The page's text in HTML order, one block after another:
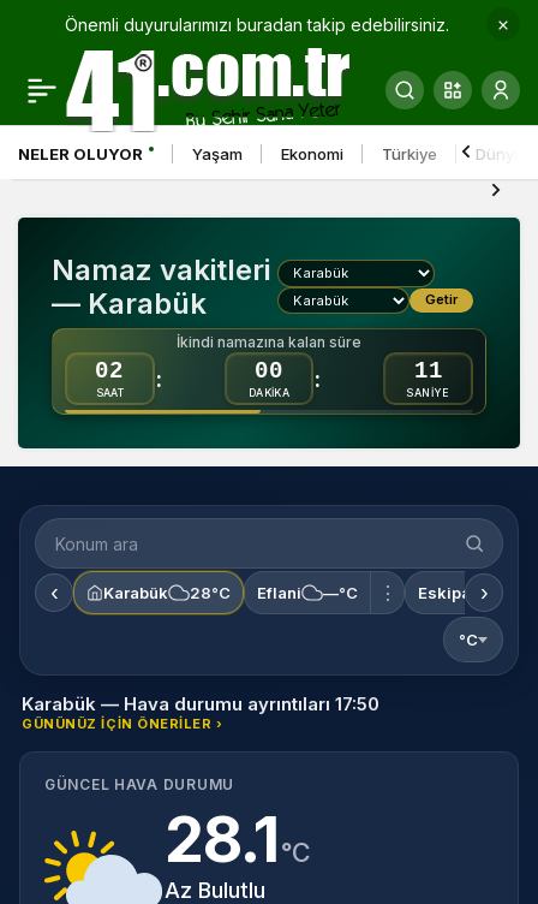
Önemli duyurularımızı buradan takip edebilirsiniz.
NELER OLUYOR Yaşam Ekonomi Türkiye Dünya
Namaz vakitleri
— Karabük
Getir
İkindi namazına kalan süre
02
SAAT
: 00
DAKİKA
: 10
SANİYE
Konum
ara
‹ Karabük 28°C Eflani —°C ⋮ Eskipazar
›
°C
Karabük — Hava durumu ayrıntıları 17:50
GÜNÜNÜZ IÇIN ÖNERILER ›
GÜNCEL HAVA DURUMU
28.1°C
Az Bulutlu